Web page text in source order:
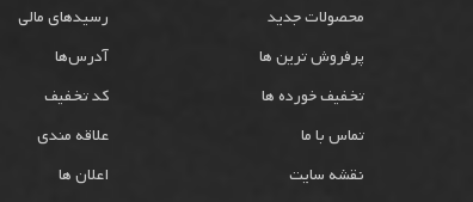
محصولات جدید
پرفروش ترین ها
تخفیف خورده ها
تماس با ما
نقشه سایت
رسیدهای مالی
آدرس‌ها
کد تخفیف
علاقه مندی
اعلان ها